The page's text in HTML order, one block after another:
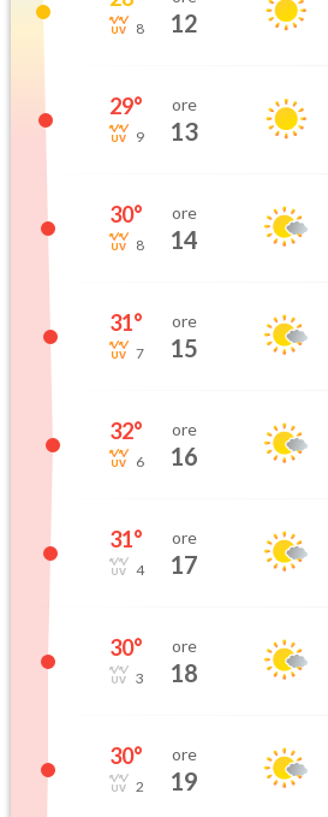
8 12
29°
9
ore
13
30°
8
ore
14
31°
7
ore
15
32°
6
ore
16
31°
4
ore
17
30°
3
ore
18
30°
2
ore
19